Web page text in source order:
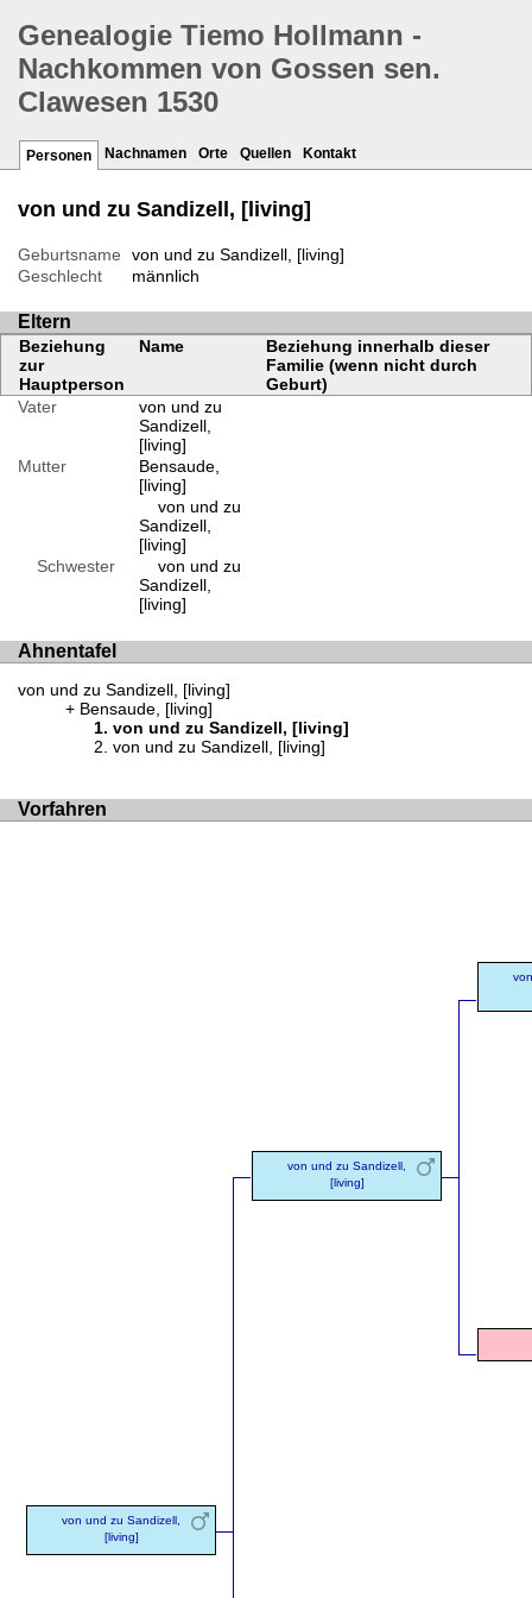
Genealogie Tiemo Hollmann -
Nachkommen von Gossen sen.
Clawesen 1530
Personen Nachnamen Orte Quellen Kontakt
von und zu Sandizell, [living]
Geburtsname
von und zu Sandizell, [living]
Geschlecht
männlich
Eltern
Beziehung
zur
Hauptperson
Name
Beziehung innerhalb dieser
Familie (wenn nicht durch
Geburt)
Vater
von und zu
Sandizell,
[living]
Mutter
Bensaude,
[living]
von und zu
Sandizell,
[living]
Schwester
von und zu
Sandizell,
[living]
Ahnentafel
von und zu Sandizell, [living]
Bensaude, [living]
von und zu Sandizell, [living]
von und zu Sandizell, [living]
Vorfahren
von und zu Sandizell,
[living]
von und zu Sandizell,
[living]